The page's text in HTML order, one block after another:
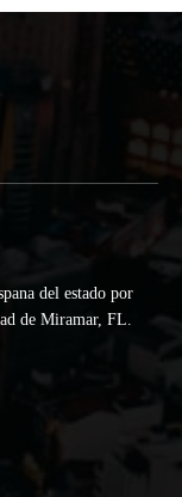
del estado por
de Miramar, FL.